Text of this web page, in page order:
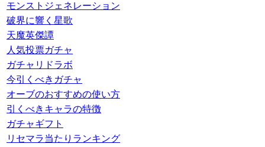
モンストジェネレーション
破界に響く星歌
天魔英傑譚
人気投票ガチャ
ガチャリドラボ
今引くべきガチャ
オーブのおすすめの使い方
引くべきキャラの特徴
ガチャギフト
リセマラ当たりランキング